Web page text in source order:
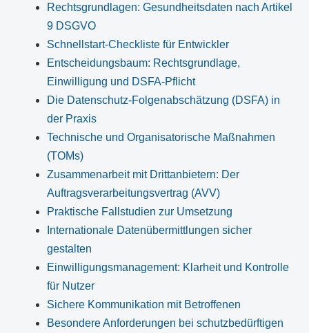
Rechtsgrundlagen: Gesundheitsdaten nach Artikel
9 DSGVO
Schnellstart-Checkliste für Entwickler
Entscheidungsbaum: Rechtsgrundlage,
Einwilligung und DSFA-Pflicht
Die Datenschutz-Folgenabschätzung (DSFA) in
der Praxis
Technische und Organisatorische Maßnahmen
(TOMs)
Zusammenarbeit mit Drittanbietern: Der
Auftragsverarbeitungsvertrag (AVV)
Praktische Fallstudien zur Umsetzung
Internationale Datenübermittlungen sicher
gestalten
Einwilligungsmanagement: Klarheit und Kontrolle
für Nutzer
Sichere Kommunikation mit Betroffenen
Besondere Anforderungen bei schutzbedürftigen